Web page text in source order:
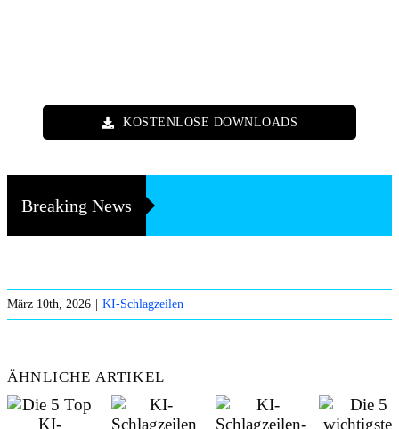
KOSTENLOSE DOWNLOADS
Breaking News
März 10th, 2026 KI-Schlagzeilen
ÄHNLICHE ARTIKEL